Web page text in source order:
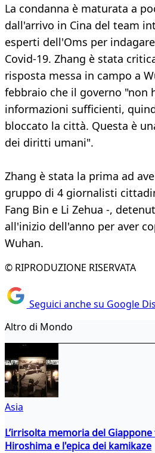
La condanna è maturata a
dall'arrivo in Cina del team
esperti dell'Oms per
Covid-19. Zhang è stata
risposta messa in campo a
febbraio che il governo "non
informazioni sufficienti,
bloccato la città. Questa è
dei diritti umani".
Zhang è stata la prima ad
gruppo di 4 giornalisti
Fang Bin e Li Zehua -,
all'inizio dell'anno per aver
Wuhan.
© RIPRODUZIONE RISERVATA
Seguici anche su Google
Altro di Mondo
Asia
L’irrisolta memoria del
Hiroshima e l'epica dei kamikaze